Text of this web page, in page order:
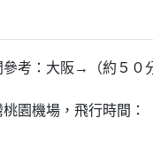
參考：大阪→（約５０
園機場，飛行時間：